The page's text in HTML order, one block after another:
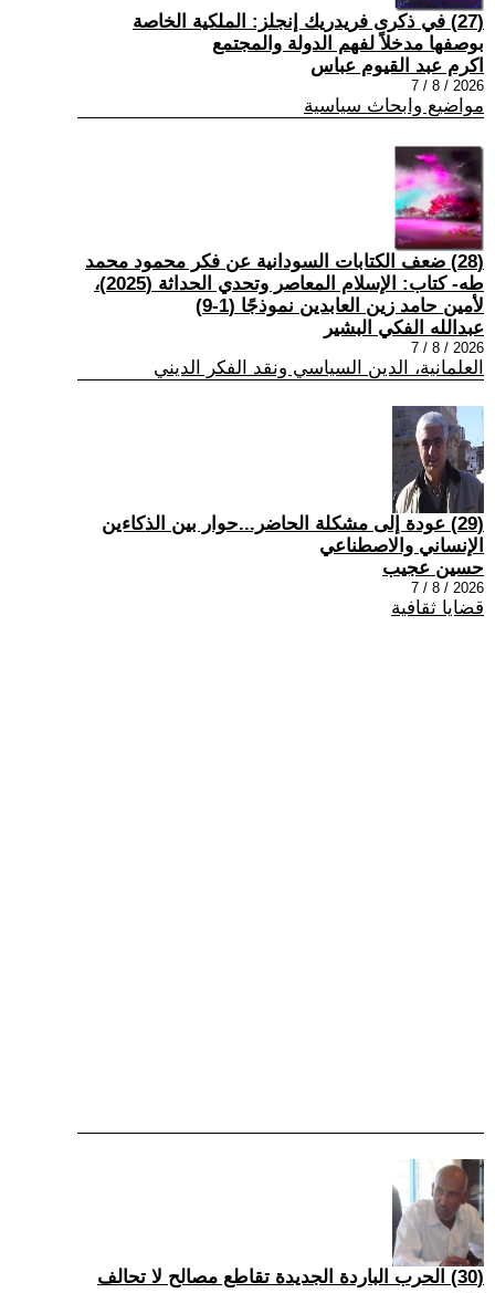
(27) في ذكرى فريدريك إنجلز: الملكية الخاصة
بوصفها مدخلاً لفهم الدولة والمجتمع
اكرم عبد القيوم عباس
2026 / 8 / 7
مواضيع وابحاث سياسية
(28) ضعف الكتابات السودانية عن فكر محمود محمد
طه- كتاب: الإسلام المعاصر وتحدي الحداثة (2025)،
لأمين حامد زين العابدين نموذجًا (1-9)
عبدالله الفكي البشير
2026 / 8 / 7
العلمانية، الدين السياسي ونقد الفكر الديني
(29) عودة إلى مشكلة الحاضر...حوار بين الذكاءين
الإنساني والاصطناعي
حسين عجيب
2026 / 8 / 7
قضايا ثقافية
(30) الحرب الباردة الجديدة تقاطع مصالح لا تحالف